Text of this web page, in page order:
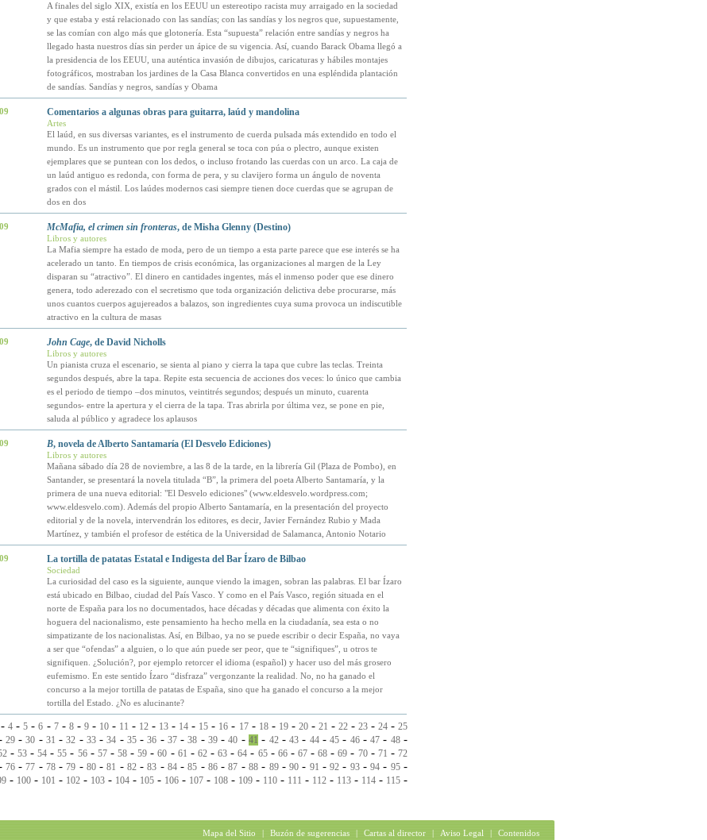
A finales del siglo XIX, existía en los EEUU un estereotipo racista muy arraigado en la sociedad
y que estaba y está relacionado con las sandías; con las sandías y los negros que, supuestamente,
se las comían con algo más que glotonería. Esta “supuesta” relación entre sandías y negros ha
llegado hasta nuestros días sin perder un ápice de su vigencia. Así, cuando Barack Obama llegó a
la presidencia de los EEUU, una auténtica invasión de dibujos, caricaturas y hábiles montajes
fotográficos, mostraban los jardines de la Casa Blanca convertidos en una espléndida plantación
de sandías. Sandías y negros, sandías y Obama
Comentarios a algunas obras para guitarra, laúd y mandolina
Artes
El laúd, en sus diversas variantes, es el instrumento de cuerda pulsada más extendido en todo el
mundo. Es un instrumento que por regla general se toca con púa o plectro, aunque existen
ejemplares que se puntean con los dedos, o incluso frotando las cuerdas con un arco. La caja de
un laúd antiguo es redonda, con forma de pera, y su clavijero forma un ángulo de noventa
grados con el mástil. Los laúdes modernos casi siempre tienen doce cuerdas que se agrupan de
dos en dos
McMafia, el crimen sin fronteras, de Misha Glenny (Destino)
Libros y autores
La Mafia siempre ha estado de moda, pero de un tiempo a esta parte parece que ese interés se ha
acelerado un tanto. En tiempos de crisis económica, las organizaciones al margen de la Ley
disparan su “atractivo”. El dinero en cantidades ingentes, más el inmenso poder que ese dinero
genera, todo aderezado con el secretismo que toda organización delictiva debe procurarse, más
unos cuantos cuerpos agujereados a balazos, son ingredientes cuya suma provoca un indiscutible
atractivo en la cultura de masas
John Cage, de David Nicholls
Libros y autores
Un pianista cruza el escenario, se sienta al piano y cierra la tapa que cubre las teclas. Treinta
segundos después, abre la tapa. Repite esta secuencia de acciones dos veces: lo único que cambia
es el periodo de tiempo –dos minutos, veintitrés segundos; después un minuto, cuarenta
segundos- entre la apertura y el cierra de la tapa. Tras abrirla por última vez, se pone en pie,
saluda al público y agradece los aplausos
B, novela de Alberto Santamaría (El Desvelo Ediciones)
Libros y autores
Mañana sábado día 28 de noviembre, a las 8 de la tarde, en la librería Gil (Plaza de Pombo), en
Santander, se presentará la novela titulada “B”, la primera del poeta Alberto Santamaría, y la
primera de una nueva editorial: "El Desvelo ediciones" (www.eldesvelo.wordpress.com;
www.eldesvelo.com). Además del propio Alberto Santamaría, en la presentación del proyecto
editorial y de la novela, intervendrán los editores, es decir, Javier Fernández Rubio y Mada
Martínez, y también el profesor de estética de la Universidad de Salamanca, Antonio Notario
La tortilla de patatas Estatal e Indigesta del Bar Ízaro de Bilbao
Sociedad
La curiosidad del caso es la siguiente, aunque viendo la imagen, sobran las palabras. El bar Ízaro
está ubicado en Bilbao, ciudad del País Vasco. Y como en el País Vasco, región situada en el
norte de España para los no documentados, hace décadas y décadas que alimenta con éxito la
hoguera del nacionalismo, este pensamiento ha hecho mella en la ciudadanía, sea esta o no
simpatizante de los nacionalistas. Así, en Bilbao, ya no se puede escribir o decir España, no vaya
a ser que “ofendas” a alguien, o lo que aún puede ser peor, que te “signifiques”, u otros te
signifiquen. ¿Solución?, por ejemplo retorcer el idioma (español) y hacer uso del más grosero
eufemismo. En este sentido Ízaro “disfraza” vergonzante la realidad. No, no ha ganado el
concurso a la mejor tortilla de patatas de España, sino que ha ganado el concurso a la mejor
tortilla del Estado. ¿No es alucinante?
-4 -5 -6 - 7- 8- 9- 10- 11 - 12 - 13 - 14 - 15 - 16 - 17- 18- 19- 20- 21 - 22-23 -24 -25
29-30 - 31 -32 - 33-34 - 35-36 - 37-38 - 39-40 - 41 - 42-43 - 44-45 - 46-47 - 48-
- 53-54 -55 - 56- 57- 58-59 -60 - 61 - 62-63 -64 - 65- 66- 67-68 -69 - 70- 71 -72
76-77 - 78-79 - 80-81 - 82-83 - 84-85 - 86-87 - 88 - 89-90 - 91 -92 - 93-94 - 95-
- 100 - 101 - 102 - 103 - 104 - 105 - 106 - 107 - 108 - 109 - 110 - 111 - 112 - 113 - 114 - 115 -
Mapa del Sitio | Buzón de sugerencias | Cartas al director | Aviso Legal | Contenidos